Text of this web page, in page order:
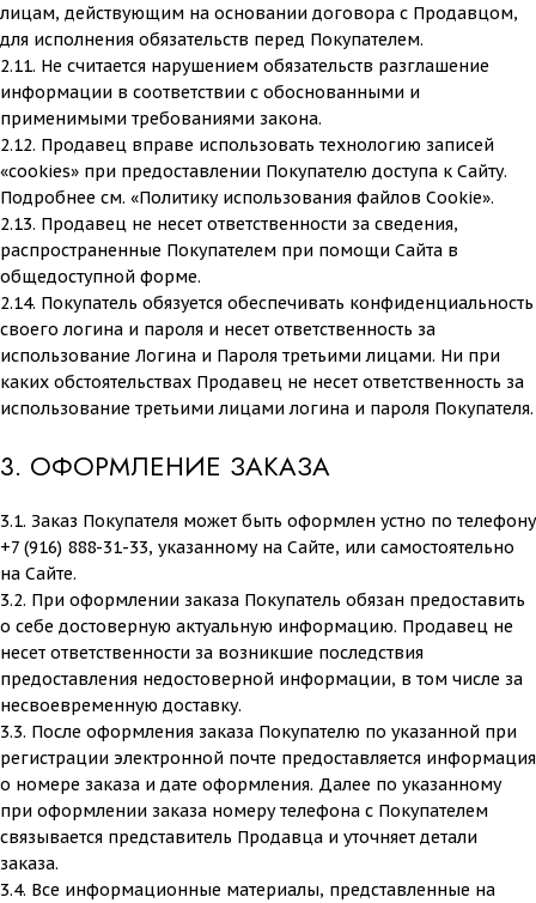
лицам, действующим на основании договора с Продавцом,
для исполнения обязательств перед Покупателем.
2.11. Не считается нарушением обязательств разглашение
информации в соответствии с обоснованными и
применимыми требованиями закона.
2.12. Продавец вправе использовать технологию записей
«cookies» при предоставлении Покупателю доступа к Сайту.
Подробнее см. «Политику использования файлов Cookie».
2.13. Продавец не несет ответственности за сведения,
распространенные Покупателем при помощи Сайта в
общедоступной форме.
2.14. Покупатель обязуется обеспечивать конфиденциальность
своего логина и пароля и несет ответственность за
использование Логина и Пароля третьими лицами. Ни при
каких обстоятельствах Продавец не несет ответственность за
использование третьими лицами логина и пароля Покупателя.
3. ОФОРМЛЕНИЕ ЗАКАЗА
3.1. Заказ Покупателя может быть оформлен устно по телефону
+7 (916) 888-31-33, указанному на Сайте, или самостоятельно
на Сайте.
3.2. При оформлении заказа Покупатель обязан предоставить
о себе достоверную актуальную информацию. Продавец не
несет ответственности за возникшие последствия
предоставления недостоверной информации, в том числе за
несвоевременную доставку.
3.3. После оформления заказа Покупателю по указанной при
регистрации электронной почте предоставляется информация
о номере заказа и дате оформления. Далее по указанному
при оформлении заказа номеру телефона с Покупателем
связывается представитель Продавца и уточняет детали
заказа.
3.4. Все информационные материалы, представленные на